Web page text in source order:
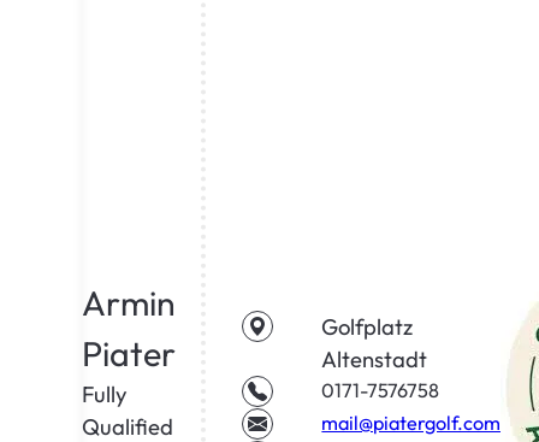
Armin
Piater
Fully
Qualified
Golfplatz
Altenstadt
0171-7576758
mail@piatergolf.com